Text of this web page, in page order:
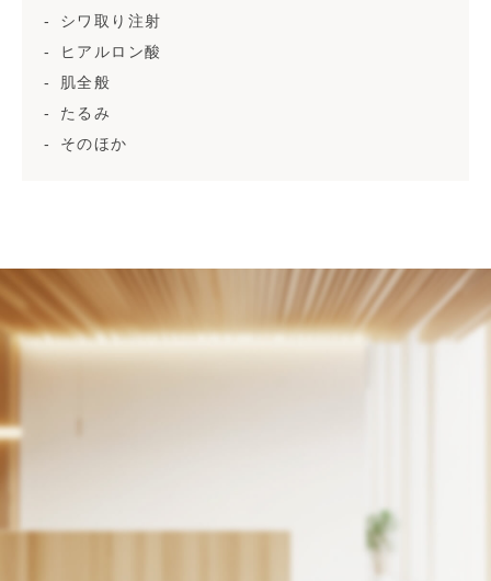
シワ取り注射
ヒアルロン酸
肌全般
たるみ
そのほか